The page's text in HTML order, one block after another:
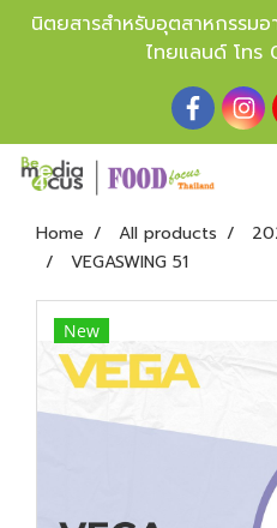
นิตยสารสำหรับอุตสาหกรรม
ไทยแลนด์ โทร
Home All products
VEGASWING 51
New